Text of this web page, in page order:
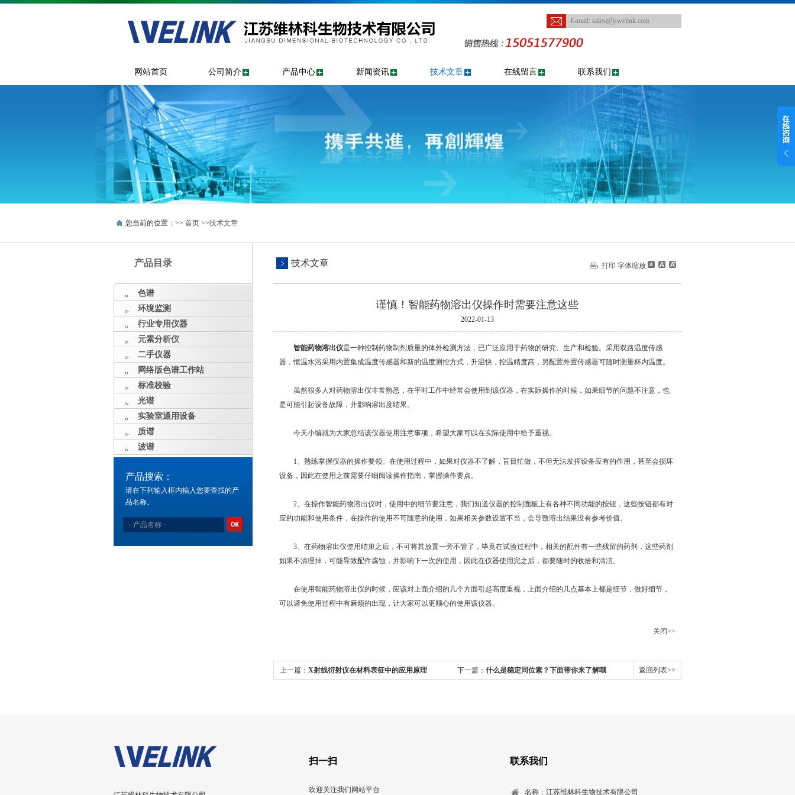
E-mail: sales@jswelink.com
网站首页 公司简介 产品中心 新闻资讯 技术文章 在线留言 联系我们
您当前的位置：>> 首页 >>技术文章
产品目录
色谱
环境监测
行业专用仪器
元素分析仪
二手仪器
网络版色谱工作站
标准校验
光谱
实验室通用设备
质谱
波谱
产品搜索：
请在下列输入框内输入您要查找的产
品名称。
技术文章 打印 字体缩放
谨慎！智能药物溶出仪操作时需要注意这些
2022-01-13
智能药物溶出仪是一种控制药物制剂质量的体外检测方法，已广泛应用于药物的研究、生产和检验。采用双路温度传感
器，恒温水浴采用内置集成温度传感器和新的温度测控方式，升温快，控温精度高，另配置外置传感器可随时测量杯内温度。
虽然很多人对药物溶出仪非常熟悉，在平时工作中经常会使用到该仪器，在实际操作的时候，如果细节的问题不注意，也
是可能引起设备故障，并影响溶出度结果。
今天小编就为大家总结该仪器使用注意事项，希望大家可以在实际使用中给予重视。
1、熟练掌握仪器的操作要领。在使用过程中，如果对仪器不了解，盲目忙做，不但无法发挥设备应有的作用，甚至会损坏
设备，因此在使用之前需要仔细阅读操作指南，掌握操作要点。
2、在操作智能药物溶出仪时，使用中的细节要注意，我们知道仪器的控制面板上有各种不同功能的按钮，这些按钮都有对
应的功能和使用条件，在操作的使用不可随意的使用，如果相关参数设置不当，会导致溶出结果没有参考价值。
3、在药物溶出仪使用结束之后，不可将其放置一旁不管了，毕竟在试验过程中，相关的配件有一些残留的药剂，这些药剂
如果不清理掉，可能导致配件腐蚀，并影响下一次的使用，因此在仪器使用完之后，都要随时的收拾和清洁。
在使用智能药物溶出仪的时候，应该对上面介绍的几个方面引起高度重视，上面介绍的几点基本上都是细节，做好细节，
可以避免使用过程中有麻烦的出现，让大家可以更顺心的使用该仪器。
关闭>>
上一篇： X射线衍射仪在材料表征中的应用原理 下一篇： 什么是稳定同位素？下面带你来了解哦 返回列表>>
扫一扫
欢迎关注我们网站平台
联系我们
名称：江苏维林科生物技术有限公司